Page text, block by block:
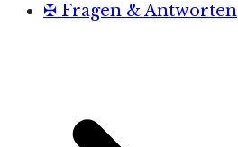
✠ Fragen & Antworten